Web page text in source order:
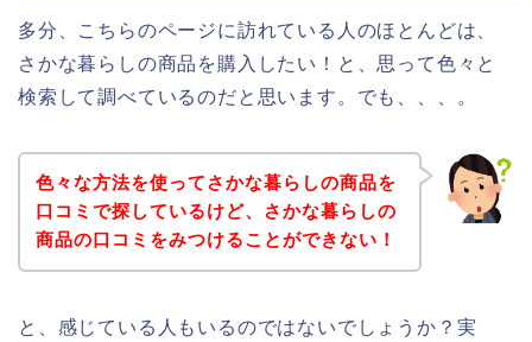
多分、こちらのページに訪れている人のほとんどは、
さかな暮らしの商品を購入したい！と、思って色々と
検索して調べているのだと思います。でも、、、。
色々な方法を使ってさかな暮らしの商品を
口コミで探しているけど、さかな暮らしの
商品の口コミをみつけることができない！
と、感じている人もいるのではないでしょうか？実